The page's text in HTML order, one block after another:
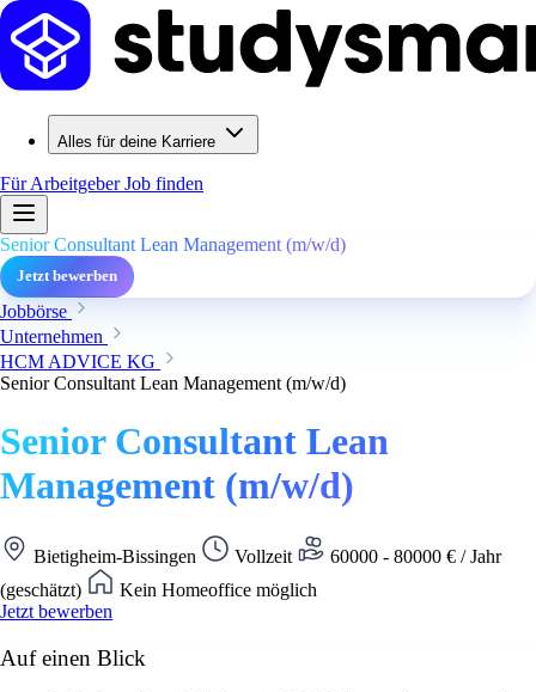
Alles für deine Karriere
Für ArbeitgeberJob finden
Senior Consultant Lean Management (m/w/d)
Jetzt bewerben
Jobbörse
Unternehmen
HCM ADVICE KG
Senior Consultant Lean Management (m/w/d)
Senior Consultant Lean
Management (m/w/d)
Bietigheim-Bissingen Vollzeit
60000 - 80000 € / Jahr
(geschätzt)
Kein Homeoffice möglich
Jetzt bewerben
Auf einen Blick